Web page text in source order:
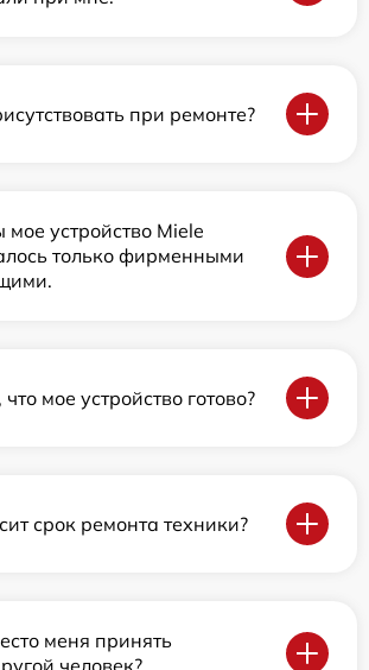
при ремонте?
мое устройство Miele
только фирменными
мое устройство готово?
срок ремонта техники?
меня принять
человек?